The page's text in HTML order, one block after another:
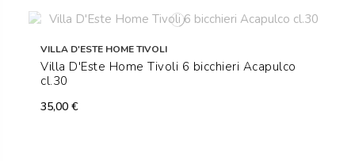
VILLA D'ESTE HOME TIVOLI
Villa D'Este Home Tivoli 6 bicchieri Acapulco
cl.30
35,00 €